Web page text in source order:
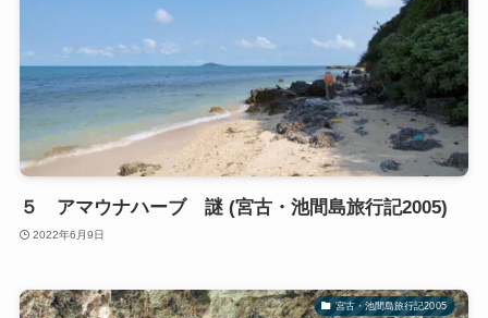
５ アマウナハーブ 謎 (宮古・池間島旅行記2005)
2022年6月9日
宮古・池間島旅行記2005